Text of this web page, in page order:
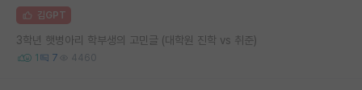
김GPT
3학년 햇병아리 학부생의 고민글 (대학원 진학 vs 취준)
1 7 4460